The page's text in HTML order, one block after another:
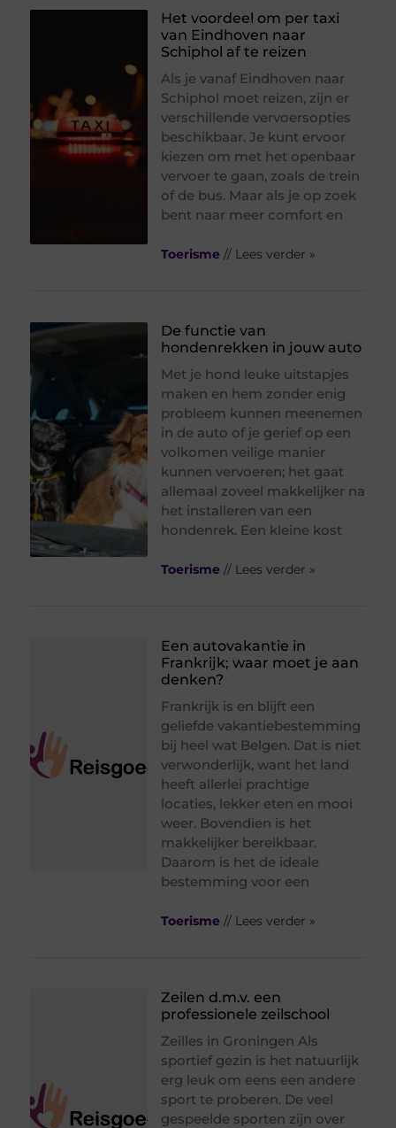
Het voordeel om per taxi
van Eindhoven naar
Schiphol af te reizen
Als je vanaf Eindhoven naar
Schiphol moet reizen, zijn er
verschillende vervoersopties
beschikbaar. Je kunt ervoor
kiezen om met het openbaar
vervoer te gaan, zoals de trein
of de bus. Maar als je op zoek
bent naar meer comfort en
Toerisme // Lees verder »
De functie van
hondenrekken in jouw auto
Met je hond leuke uitstapjes
maken en hem zonder enig
probleem kunnen meenemen
in de auto of je gerief op een
volkomen veilige manier
kunnen vervoeren; het gaat
allemaal zoveel makkelijker na
het installeren van een
hondenrek. Een kleine kost
Toerisme // Lees verder »
Een autovakantie in
Frankrijk; waar moet je aan
denken?
Frankrijk is en blijft een
geliefde vakantiebestemming
bij heel wat Belgen. Dat is niet
verwonderlijk, want het land
heeft allerlei prachtige
locaties, lekker eten en mooi
weer. Bovendien is het
makkelijker bereikbaar.
Daarom is het de ideale
bestemming voor een
Toerisme // Lees verder »
Zeilen d.m.v. een
professionele zeilschool
Zeilles in Groningen Als
sportief gezin is het natuurlijk
erg leuk om eens een andere
sport te proberen. De veel
gespeelde sporten zijn over